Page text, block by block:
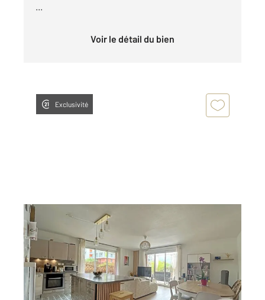
...
Voir le détail du bien
Exclusivité
TOULOUSE 31
82,92 m
, 4 pièces
Ref : 20369
Appartement T4 à vendre
270 000 €